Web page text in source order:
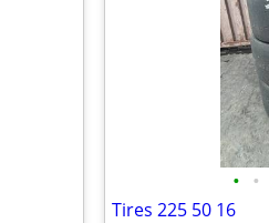
• •
Tires 225 50 16